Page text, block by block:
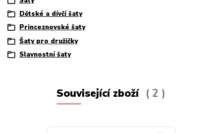
Dětské a dívčí šaty
Princeznovské šaty
Šaty pro družičky
Slavnostní šaty
Související zboží 2